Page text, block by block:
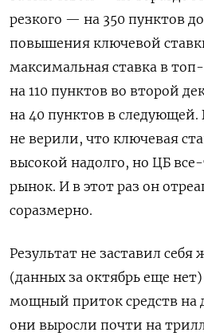
резкого — на 350 пунктов
повышения ключевой
максимальная ставка в
на 110 пунктов во второй
на 40 пунктов в следующей.
не верили, что ключевая
высокой надолго, но ЦБ
рынок. И в этот раз он
соразмерно.
Результат не заставил себя
(данных за октябрь еще
мощный приток средств на
они выросли почти на